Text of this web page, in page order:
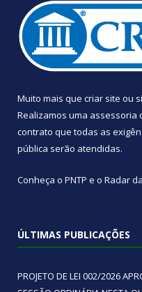
Muito mais que criar site ou
Realizamos uma assessoria
contrato que todas as
pública serão atendidas.
Conheça o PNTP e o Radar
ÚLTIMAS PUBLICAÇÕES
PROJETO DE LEI 002/2026